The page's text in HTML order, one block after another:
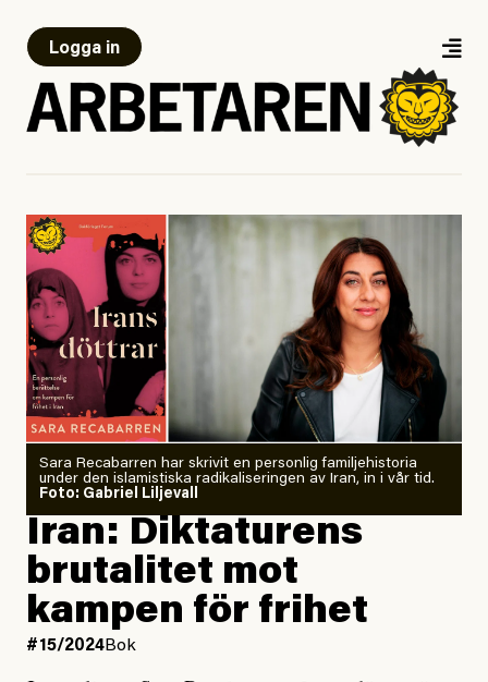
Logga in
Sara Recabarren har skrivit en personlig familjehistoria
under den islamistiska radikaliseringen av Iran, in i vår tid.
Foto: Gabriel Liljevall
Iran: Diktaturens
brutalitet mot
kampen för frihet
#15/2024Bok